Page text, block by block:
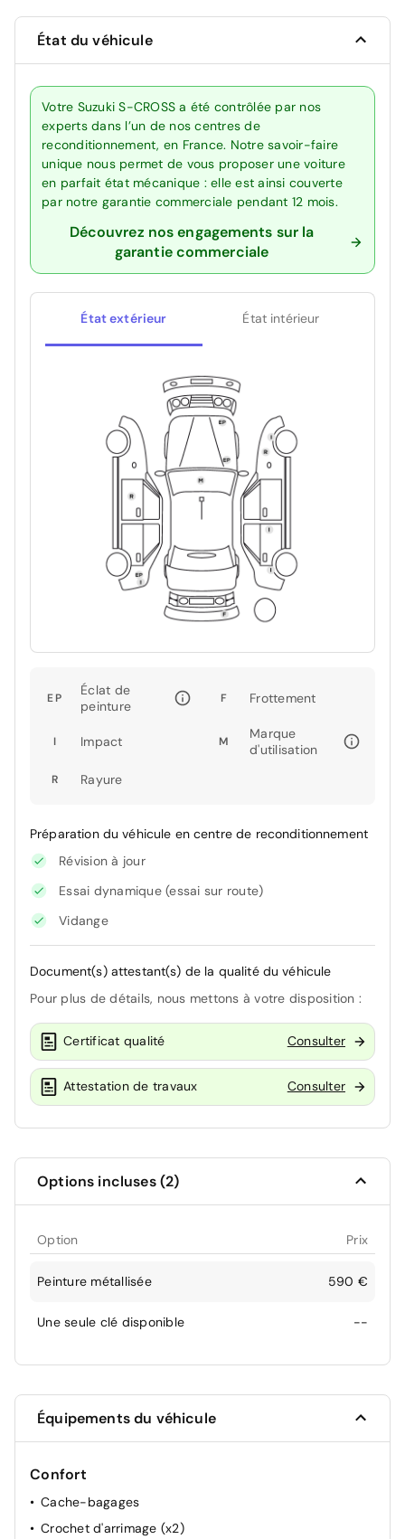
État du véhicule
Votre Suzuki S-CROSS a été contrôlée par nos
experts dans l’un de nos centres de
reconditionnement, en France. Notre savoir-faire
unique nous permet de vous proposer une voiture
en parfait état mécanique : elle est ainsi couverte
par notre garantie commerciale pendant 12 mois.
Découvrez nos engagements sur la
garantie commerciale
État extérieur État intérieur
EP
Éclat de
peinture
F Frottement
I Impact M
Marque
d'utilisation
R Rayure
Préparation du véhicule en centre de reconditionnement
Révision à jour
Essai dynamique (essai sur route)
Vidange
Document(s) attestant(s) de la qualité du véhicule
Pour plus de détails, nous mettons à votre disposition :
Certificat qualité Consulter
Attestation de travaux Consulter
Options incluses (2)
Option Prix
Peinture métallisée 590 €
Une seule clé disponible --
Équipements du véhicule
Confort
Cache-bagages
Crochet d'arrimage (x2)